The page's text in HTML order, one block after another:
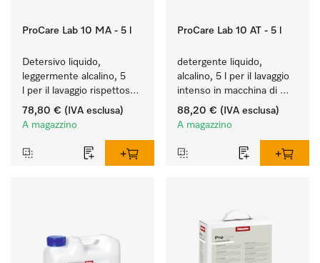
ProCare Lab 10 MA - 5 l
Detersivo liquido,
leggermente alcalino, 5
l per il lavaggio rispettoso
dei materiali (vetreria e
utensili di laboratorio).
78,80 € (IVA esclusa)
A magazzino
ProCare Lab 10 AT - 5 l
detergente liquido,
alcalino, 5 l per il lavaggio
intenso in macchina di
utensili e vetreria di
laboratorio.
88,20 € (IVA esclusa)
A magazzino